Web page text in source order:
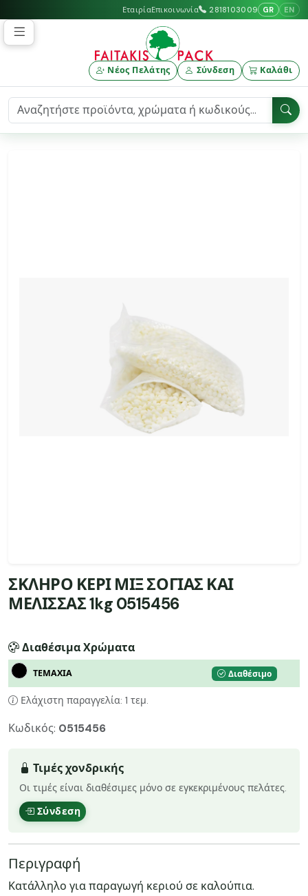
ΕταιρίαΕπικοινωνία 2818103009 GR EN
Νέος Πελάτης Σύνδεση Καλάθι
ΣΚΛΗΡΟ ΚΕΡΙ ΜΙΞ ΣΟΓΙΑΣ ΚΑΙ
ΜΕΛΙΣΣΑΣ 1kg 0515456
Διαθέσιμα Χρώματα
ΤΕΜΑΧΙΑ Διαθέσιμο
Ελάχιστη παραγγελία: 1 τεμ.
Κωδικός: 0515456
Τιμές χονδρικής
Οι τιμές είναι διαθέσιμες μόνο σε εγκεκριμένους πελάτες.
Σύνδεση
Περιγραφή
Κατάλληλο για παραγωγή κεριού σε καλούπια.